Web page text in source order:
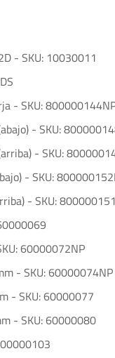
- SKU: 10030011
- SKU:
- SKU:
- SKU:
- SKU:
- SKU:
60000072NP
- SKU: 60000074NP
- SKU: 60000077
- SKU: 60000080